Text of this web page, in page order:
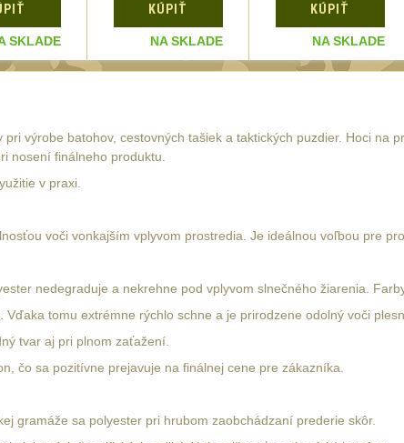
SKLADE
KÚPIŤ
NA SKLADE
KÚPIŤ
NA SKLADE
výrobe batohov, cestovných tašiek a taktických puzdier. Hoci na
nosení finálneho produktu.
v praxi.
voči vonkajším vplyvom prostredia. Je ideálnou voľbou pre
nedegraduje a nekrehne pod vplyvom slnečného žiarenia.
tomu extrémne rýchlo schne a je prirodzene odolný voči
tvar aj pri plnom zaťažení.
čo sa pozitívne prejavuje na finálnej cene pre zákazníka.
gramáže sa polyester pri hrubom zaobchádzaní prederie skôr.